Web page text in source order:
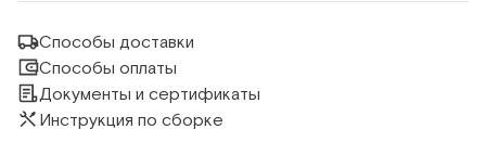
Способы доставки
Способы оплаты
Документы и сертификаты
Инструкция по сборке